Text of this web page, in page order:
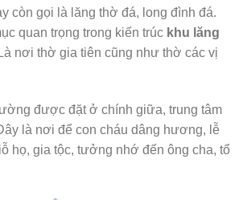
còn gọi là lăng thờ đá, long đình đá.
quan trọng trong kiến trúc khu lăng
nơi thờ gia tiên cũng như thờ các vị
được đặt ở chính giữa, trung tâm
là nơi để con cháu dâng hương, lễ
họ, gia tộc, tưởng nhớ đến ông cha, tổ